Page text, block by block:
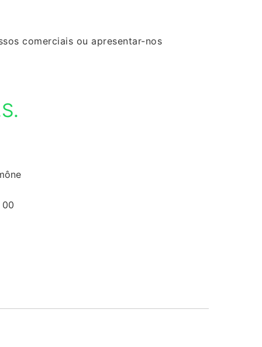
comerciais ou apresentar-nos
00